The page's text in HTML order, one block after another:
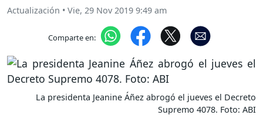
Actualización • Vie, 29 Nov 2019 9:49 am
Comparte en:
La presidenta Jeanine Áñez abrogó el jueves el Decreto
Supremo 4078. Foto: ABI